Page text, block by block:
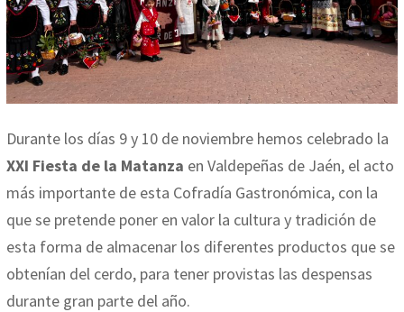
Durante los días 9 y 10 de noviembre hemos celebrado la
XXI Fiesta de la Matanza en Valdepeñas de Jaén, el acto
más importante de esta Cofradía Gastronómica, con la
que se pretende poner en valor la cultura y tradición de
esta forma de almacenar los diferentes productos que se
obtenían del cerdo, para tener provistas las despensas
durante gran parte del año.